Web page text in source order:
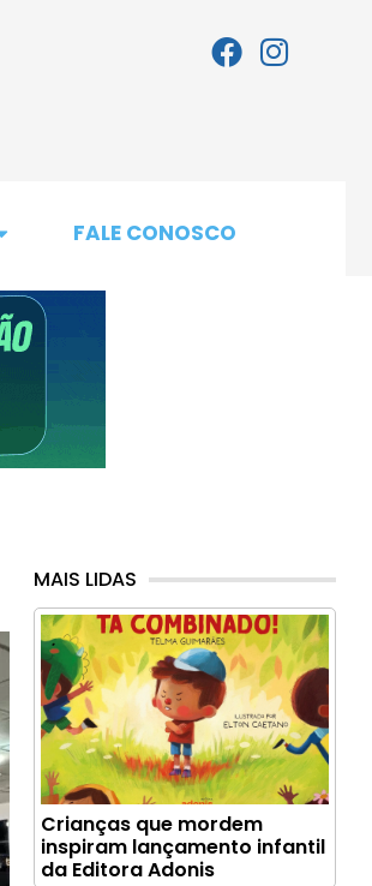
FALE CONOSCO
MAIS LIDAS
Crianças que mordem
inspiram lançamento infantil
da Editora Adonis